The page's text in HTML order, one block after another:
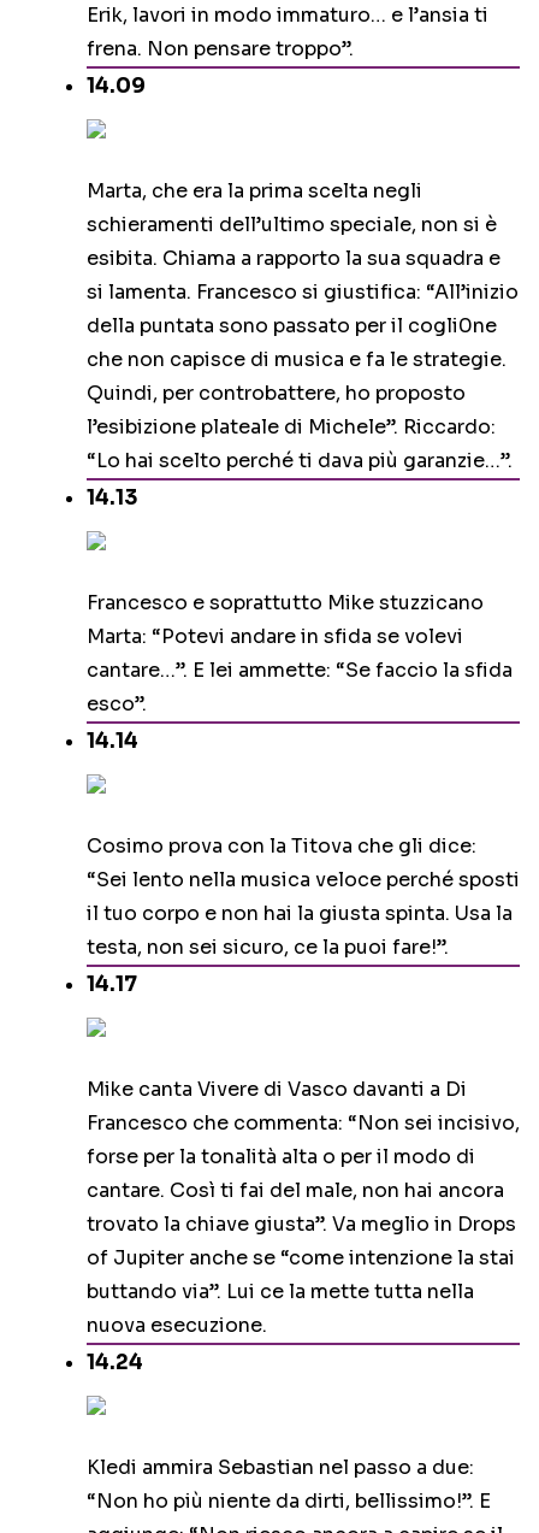
Erik, lavori in modo immaturo… e l’ansia ti
frena. Non pensare troppo”.
14.09
Marta, che era la prima scelta negli
schieramenti dell’ultimo speciale, non si è
esibita. Chiama a rapporto la sua squadra e
si lamenta. Francesco si giustifica: “All’inizio
della puntata sono passato per il cogli0ne
che non capisce di musica e fa le strategie.
Quindi, per controbattere, ho proposto
l’esibizione plateale di Michele”. Riccardo:
“Lo hai scelto perché ti dava più garanzie…”.
14.13
Francesco e soprattutto Mike stuzzicano
Marta: “Potevi andare in sfida se volevi
cantare…”. E lei ammette: “Se faccio la sfida
esco”.
14.14
Cosimo prova con la Titova che gli dice:
“Sei lento nella musica veloce perché sposti
il tuo corpo e non hai la giusta spinta. Usa la
testa, non sei sicuro, ce la puoi fare!”.
14.17
Mike canta Vivere di Vasco davanti a Di
Francesco che commenta: “Non sei incisivo,
forse per la tonalità alta o per il modo di
cantare. Così ti fai del male, non hai ancora
trovato la chiave giusta”. Va meglio in Drops
of Jupiter anche se “come intenzione la stai
buttando via”. Lui ce la mette tutta nella
nuova esecuzione.
14.24
Kledi ammira Sebastian nel passo a due:
“Non ho più niente da dirti, bellissimo!”. E